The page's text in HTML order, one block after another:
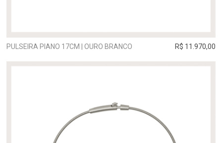
PULSEIRA PIANO 17CM | OURO BRANCO R$ 11.970,00